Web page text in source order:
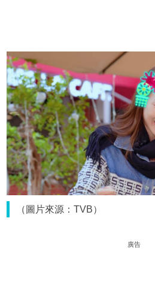
（圖片來源：TVB）
廣告